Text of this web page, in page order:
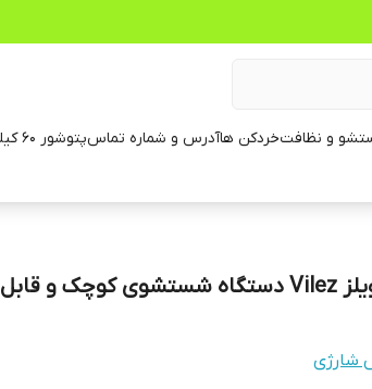
و نظافتخردکن هاآدرس و شماره تماسپتوشور ۶۰ کیلویی
مینی واش تاشو ویلز Vilez دستگاه شستشوی کوچک و قابل
شارژی